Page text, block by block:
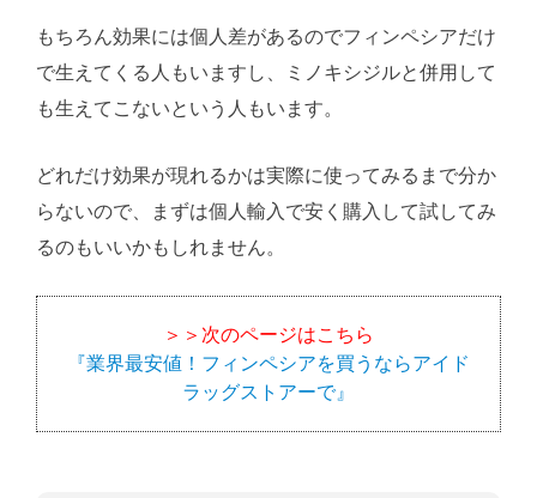
もちろん効果には個人差があるのでフィンペシアだけ
で生えてくる人もいますし、ミノキシジルと併用して
も生えてこないという人もいます。
どれだけ効果が現れるかは実際に使ってみるまで分か
らないので、まずは個人輸入で安く購入して試してみ
るのもいいかもしれません。
＞＞次のページはこちら
『業界最安値！フィンペシアを買うならアイド
ラッグストアーで』